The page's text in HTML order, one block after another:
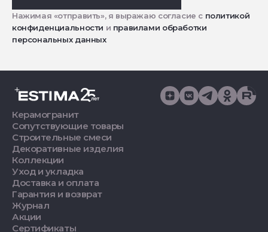
Нажимая «отправить», я выражаю согласие с политикой
конфиденциальности и правилами обработки
персональных данных
Керамогранит
Сопутствующие товары
Строительные смеси
Декоративные изделия
Коллекции
Уход и укладка
Доставка и оплата
Гарантия и возврат
Журнал
Акции
Сертификаты